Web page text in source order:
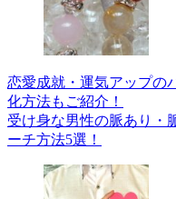
恋愛成就・運気アップの
化方法もご紹介！
受け身な男性の脈あり・
ーチ方法5選！